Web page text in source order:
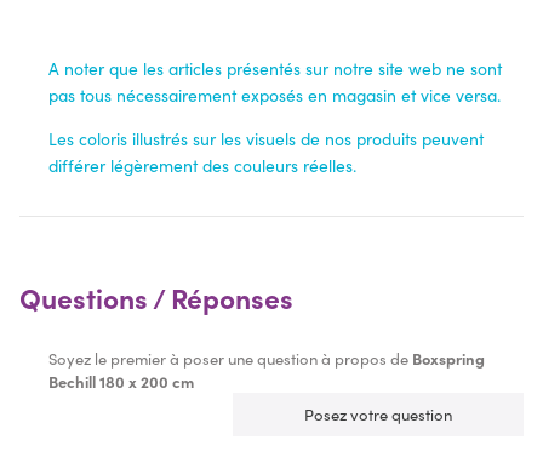
A noter que les articles présentés sur notre site web ne sont
pas tous nécessairement exposés en magasin et vice versa.
Les coloris illustrés sur les visuels de nos produits peuvent
différer légèrement des couleurs réelles.
Questions / Réponses
Soyez le premier à poser une question à propos de Boxspring
Bechill 180 x 200 cm
Posez votre question